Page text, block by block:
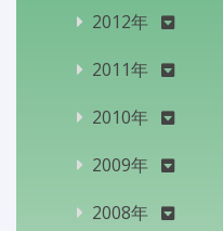
2012年
2011年
2010年
2009年
2008年